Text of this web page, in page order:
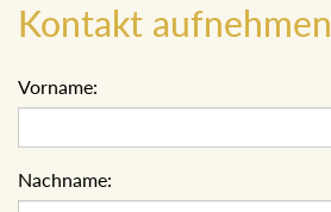
Kontakt aufnehmen
Vorname:
Nachname: